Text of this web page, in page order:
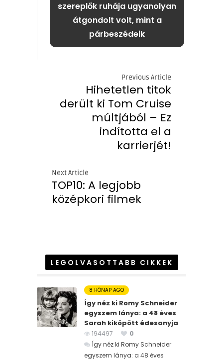
szereplők ruhája ugyanolyan
átgondolt volt, mint a
párbeszédeik
Previous Article
Hihetetlen titok
derült ki Tom Cruise
múltjából – Ez
indította el a
karrierjét!
Next Article
TOP10: A legjobb
középkori filmek
LEGOLVASOTTABB CIKKEK
8 HÓNAP AGO
Így néz ki Romy Schneider
egyszem lánya: a 48 éves
Sarah kiköpött édesanyja
194497
0
Így néz ki Romy Schneider
egyszem lánya: a 48 éves